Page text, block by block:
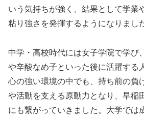
いう気持ちが強く、結果として学業
粘り強さを発揮するようになりまし
中学・高校時代には女子学院で学び
や辛酸なめ子といった後に活躍する
心の強い環境の中でも、持ち前の負
や活動を支える原動力となり、早稲
にも繋がっていきました。大学では